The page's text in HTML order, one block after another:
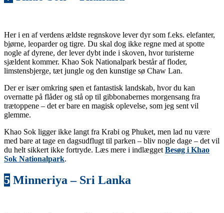
Her i en af verdens ældste regnskove lever dyr som f.eks. elefanter,
bjørne, leoparder og tigre. Du skal dog ikke regne med at spotte
nogle af dyrene, der lever dybt inde i skoven, hvor turisterne
sjældent kommer. Khao Sok Nationalpark består af floder,
limstensbjerge, tæt jungle og den kunstige sø Chaw Lan.
Der er især omkring søen et fantastisk landskab, hvor du kan
overnatte på flåder og stå op til gibbonabernes morgensang fra
trætoppene – det er bare en magisk oplevelse, som jeg sent vil
glemme.
Khao Sok ligger ikke langt fra Krabi og Phuket, men lad nu være
med bare at tage en dagsudflugt til parken – bliv nogle dage – det vil
du helt sikkert ikke fortryde. Læs mere i indlægget Besøg i Khao
Sok Nationalpark.
5 Minneriya – Sri Lanka